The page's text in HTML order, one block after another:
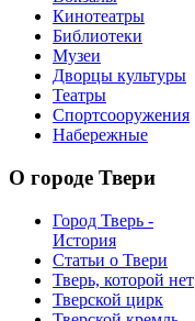
Кинотеатры
Библиотеки
Музеи
Дворцы культуры
Театры
Спортсооружения
Набережные
О городе Твери
Город Тверь -
История
Статьи о Твери
Тверь, которой нет
Тверской цирк